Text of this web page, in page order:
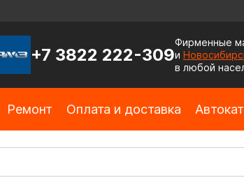
+7 3822 222-309
Фирменные
и
в любой
Ремонт Оплата и доставка